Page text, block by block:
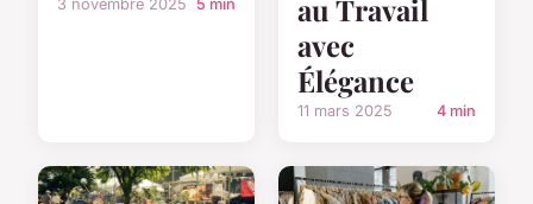
3 novembre 2025 5 min
au Travail
avec
Élégance
11 mars 2025 4 min